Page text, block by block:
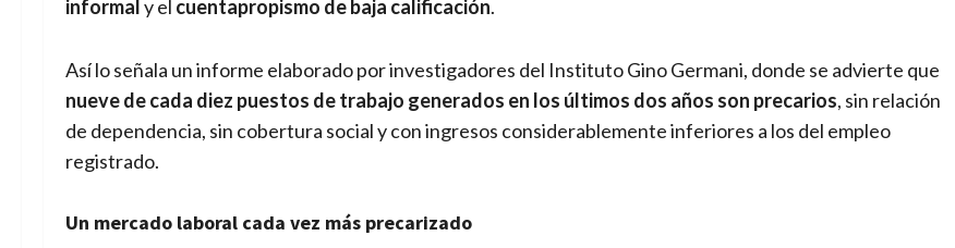
informaly el cuentapropismo de baja calificación.
Así lo señala un informe elaborado por investigadores del Instituto Gino Germani, donde se advierte que
nueve de cada diez puestos de trabajo generados en los últimos dos años son precarios, sin relación
de dependencia, sin cobertura social y con ingresos considerablemente inferiores a los del empleo
registrado.
Un mercado laboral cada vez más precarizado